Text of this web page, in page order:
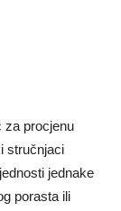
za procjenu
stručnjaci
jednake
porasta ili